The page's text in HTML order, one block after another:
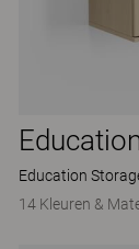
Education
14 Kleuren &